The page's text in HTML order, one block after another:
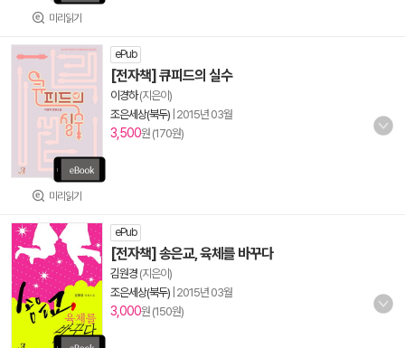
미리읽기
미리읽기
ePub
[전자책] 큐피드의 실수
이경하(지은이)
조은세상(북두) 2015년 03월
3,500원 (170원)
ePub
[전자책] 송은교, 육체를 바꾸다
김원경 (지은이)
조은세상(북두) 2015년 03월
3,000원 (150원)